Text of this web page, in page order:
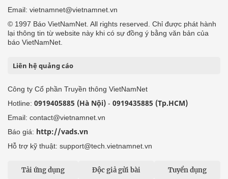
Email: vietnamnet@vietnamnet.vn
© 1997 Báo VietNamNet. All rights reserved. Chỉ được phát hành
lại thông tin từ website này khi có sự đồng ý bằng văn bản của
báo VietNamNet.
Liên hệ quảng cáo
Công ty Cổ phần Truyền thông VietNamNet
Hotline: 0919405885 (Hà Nội) - 0919435885 (Tp.HCM)
Email: contact@vietnamnet.vn
Báo giá: http://vads.vn
Hỗ trợ kỹ thuật: support@tech.vietnamnet.vn
Tải ứng dụng Độc giả gửi bài Tuyển dụng